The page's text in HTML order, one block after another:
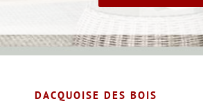
DACQUOISE DES BOIS